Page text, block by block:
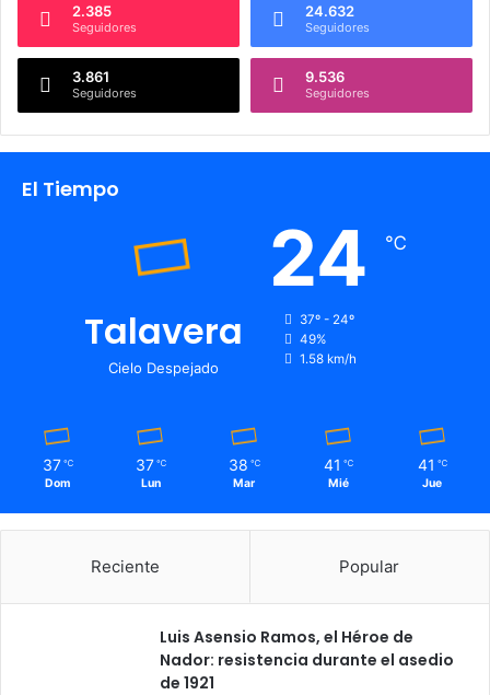
2.385
Seguidores
24.632
Seguidores
3.861
Seguidores
9.536
Seguidores
El Tiempo
Talavera
Cielo Despejado
24 ℃
37º - 24º
49%
1.58 km/h
37 ℃
Dom
37 ℃
Lun
38 ℃
Mar
41 ℃
Mié
41 ℃
Jue
Reciente Popular
Luis Asensio Ramos, el Héroe de
Nador: resistencia durante el asedio
de 1921